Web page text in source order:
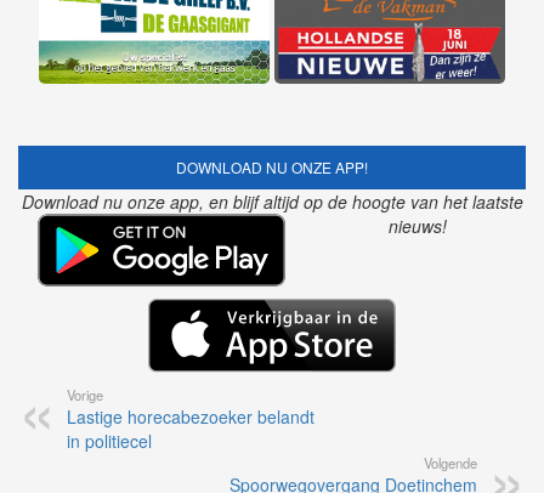
DOWNLOAD NU ONZE APP!
Download nu onze app, en blijf altijd op de hoogte van het laatste
nieuws!
Vorige
Lastige horecabezoeker belandt
in politiecel
Volgende
Spoorwegovergang Doetinchem